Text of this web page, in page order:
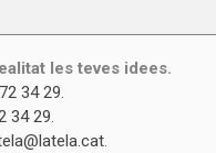
les teves idees.
34 29.
34 29.
.